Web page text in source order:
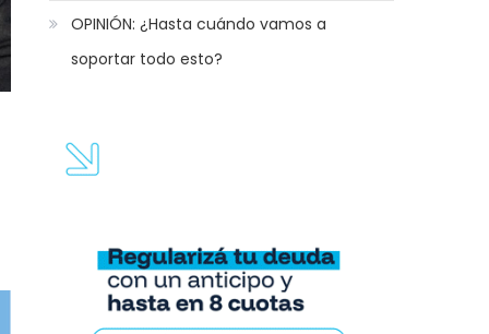
OPINIÓN: ¿Hasta cuándo vamos a
soportar todo esto?